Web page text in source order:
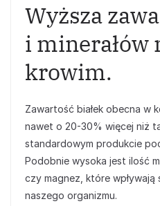
Wyższa
i minerałów
krowim.
Zawartość białek obecna w
nawet o 20-30% więcej niż
standardowym produkcie
Podobnie wysoka jest ilość
czy magnez, które
naszego organizmu.